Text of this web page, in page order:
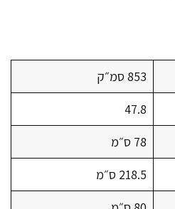
853 סמ״ק
47.8
78 ס״מ
218.5 ס״מ